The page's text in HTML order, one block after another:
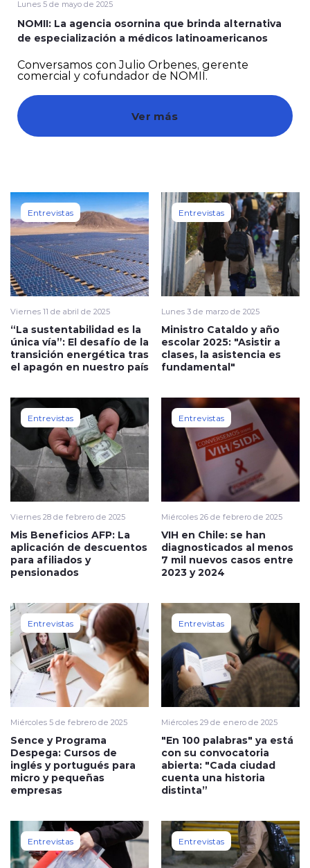
modo claro
Lunes 5 de mayo de 2025
NOMII: La agencia osornina que brinda alternativa
de especialización a médicos latinoamericanos
Conversamos con Julio Orbenes, gerente
comercial y cofundador de NOMII.
Ver más
Entrevistas
Viernes 11 de abril de 2025
“La sustentabilidad es la
única vía”: El desafío de la
transición energética tras
el apagón en nuestro país
Entrevistas
Lunes 3 de marzo de 2025
Ministro Cataldo y año
escolar 2025: "Asistir a
clases, la asistencia es
fundamental"
Entrevistas
Viernes 28 de febrero de 2025
Mis Beneficios AFP: La
aplicación de descuentos
para afiliados y
pensionados
Entrevistas
Miércoles 26 de febrero de 2025
VIH en Chile: se han
diagnosticados al menos
7 mil nuevos casos entre
2023 y 2024
Entrevistas
Miércoles 5 de febrero de 2025
Sence y Programa
Despega: Cursos de
inglés y portugués para
micro y pequeñas
empresas
Entrevistas
Miércoles 29 de enero de 2025
"En 100 palabras" ya está
con su convocatoria
abierta: "Cada ciudad
cuenta una historia
distinta”
Entrevistas Entrevistas